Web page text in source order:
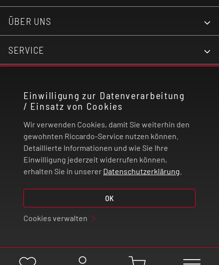
Einwilligung zur Datenverarbeitung
/ Einsatz von Cookies
Wir verwenden Cookies, damit Sie weiterhin den
gewohnten Riccardo-Service nutzen können.
Detaillierte Informationen und wie Sie Ihre
Einwilligung jederzeit widerrufen können,
erhalten Sie in unserer Datenschutzerklärung
OK
Cookies verwalten
ÜBER UNS
SERVICE
RECHTLICHES
ZAHLUNG UND VERSAND
VERTRAG WIDERRUFEN
© 2026 | Riccardo Onlinestore GmbH